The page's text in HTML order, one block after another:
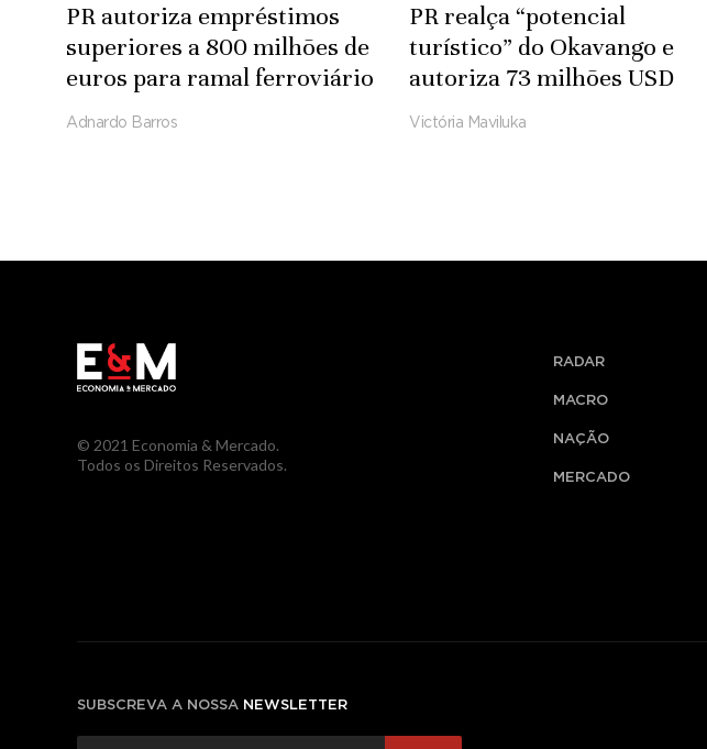
PR autoriza empréstimos
superiores a 800 milhões de
euros para ramal ferroviário
Luena-Saurimo
Adnardo Barros
PR realça “potencial
turístico” do Okavango e
autoriza 73 milhões USD
para infra-estruturas
Victória Maviluka
© 2021 Economia & Mercado.
Todos os Direitos Reservados.
RADAR
MACRO
NAÇÃO
MERCADO
SUBSCREVA A NOSSA NEWSLETTER